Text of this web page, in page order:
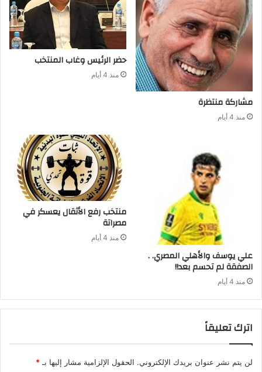
مشاركة‭ ‬منتظرة
منذ 4 أيام
حضر‭ ‬الرئيس‭ ‬وغاب‭ ‬المنتخب
منذ 4 أيام
علي‭ ‬يوسف‭ ‬والأهلي‭ ‬المصري‭ . .
‬الصفقة‭ ‬لم‭ ‬تحسم‭ ‬بعد‭ !!‬
منذ 4 أيام
‬مصراتة‭ ‬
منذ 4 أيام
اترك تعليقاً
لن يتم نشر عنوان بريدك الإلكتروني. الحقول الإلزامية مشار إليها بـ *